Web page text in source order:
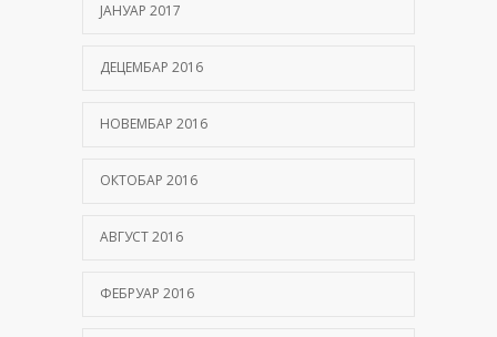
ЈАНУАР 2017
ДЕЦЕМБАР 2016
НОВЕМБАР 2016
ОКТОБАР 2016
АВГУСТ 2016
ФЕБРУАР 2016